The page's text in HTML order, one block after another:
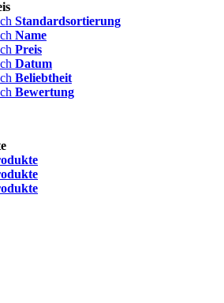
Standardsortierung
Name
Preis
Datum
Beliebtheit
Bewertung